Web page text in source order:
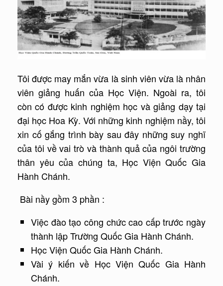
Tôi được may mắn vừa là sinh viên vừa là nhân
viên giảng huấn của Học Viện. Ngoài ra, tôi
còn có được kinh nghiệm học và giảng dạy tại
đại học Hoa Kỳ. Với những kinh nghiệm nầy, tôi
xin cố gắng trình bày sau đây những suy nghĩ
của tôi về vai trò và thành quả của ngôi trường
thân yêu của chúng ta, Học Viện Quốc Gia
Hành Chánh.
Bài nầy gồm 3 phần :
Việc đào tạo công chức cao cấp trước ngày
thành lập Trường Quốc Gia Hành Chánh.
Học Viện Quốc Gia Hành Chánh.
Vài ý kiến về Học Viện Quốc Gia Hành
Chánh.